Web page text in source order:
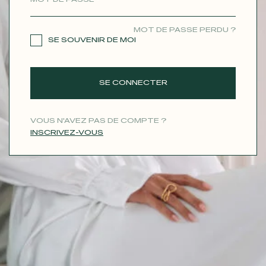
MOT DE PASSE PERDU ?
SE SOUVENIR DE MOI
SE CONNECTER
VOUS N'AVEZ PAS DE COMPTE ?
INSCRIVEZ-VOUS